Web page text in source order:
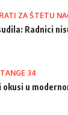
ZA ŠTETU
Radnici
34
okusi u